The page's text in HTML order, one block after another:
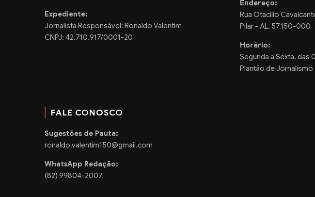
Expediente:
Jornalista Responsável: Ronaldo Valentim
CNPJ: 42.710.917/0001-20
Endereço:
Rua Otacilio
Pilar - AL, 57.150-000
Horário:
Segunda a Sexta, das
Plantão de Jornalismo
FALE CONOSCO
Sugestões de Pauta:
ronaldo.valentim150@gmail.com
WhatsApp Redação:
(82) 99804-2007